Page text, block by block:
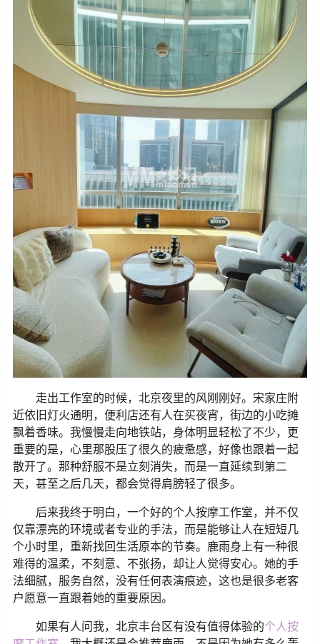
走出工作室的时候，北京夜里的风刚刚好。宋家庄附
近依旧灯火通明，便利店还有人在买夜宵，街边的小吃摊
飘着香味。我慢慢走向地铁站，身体明显轻松了不少，更
重要的是，心里那股压了很久的疲惫感，好像也跟着一起
散开了。那种舒服不是立刻消失，而是一直延续到第二
天，甚至之后几天，都会觉得肩膀轻了很多。
后来我终于明白，一个好的个人按摩工作室，并不仅
仅靠漂亮的环境或者专业的手法，而是能够让人在短短几
个小时里，重新找回生活原本的节奏。鹿雨身上有一种很
难得的温柔，不刻意、不张扬，却让人觉得安心。她的手
法细腻，服务自然，没有任何表演痕迹，这也是很多老客
户愿意一直跟着她的重要原因。
如果有人问我，北京丰台区有没有值得体验的个人按